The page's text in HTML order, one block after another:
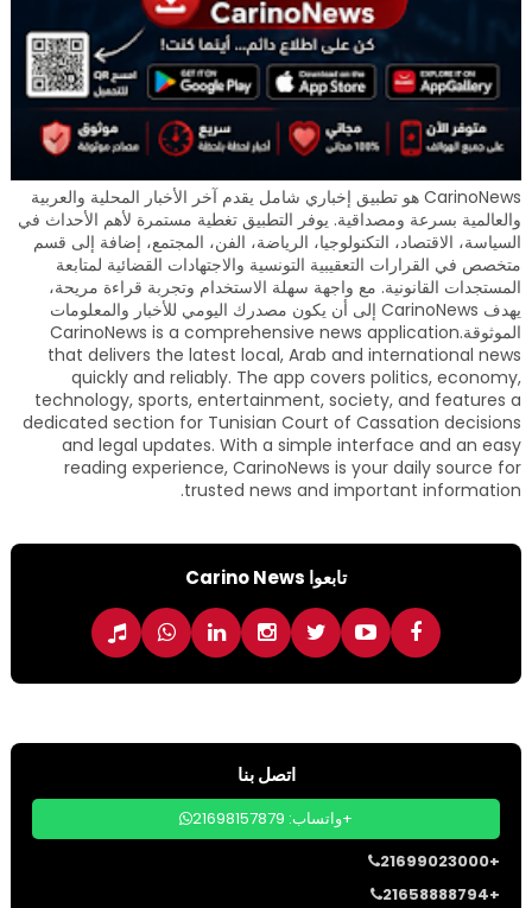
CarinoNews هو تطبيق إخباري شامل يقدم آخر الأخبار المحلية والعربية
والعالمية بسرعة ومصداقية. يوفر التطبيق تغطية مستمرة لأهم الأحداث في
السياسة، الاقتصاد، التكنولوجيا، الرياضة، الفن، المجتمع، إضافة إلى قسم
متخصص في القرارات التعقيبية التونسية والاجتهادات القضائية لمتابعة
المستجدات القانونية. مع واجهة سهلة الاستخدام وتجربة قراءة مريحة،
يهدف CarinoNews إلى أن يكون مصدرك اليومي للأخبار والمعلومات
الموثوقة.CarinoNews is a comprehensive news application
that delivers the latest local, Arab and international news
quickly and reliably. The app covers politics, economy,
technology, sports, entertainment, society, and features a
dedicated section for Tunisian Court of Cassation decisions
and legal updates. With a simple interface and an easy
reading experience, CarinoNews is your daily source for
trusted news and important information.
تابعوا Carino News
اتصل بنا
واتساب: 21698157879+
21699023000+
21658888794+